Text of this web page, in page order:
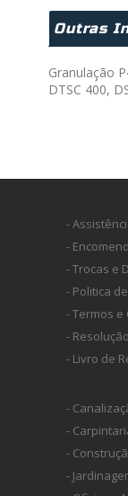
Outras
Granulação
DTSC 400,
-
-
- Trocas e
- Politica
- Termos e
-
- Livro de
-
-
-
-